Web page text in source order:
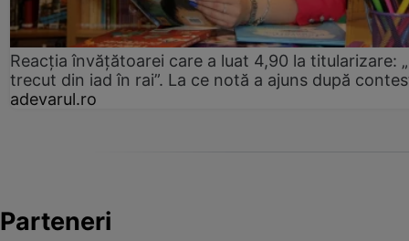
Reacția învățătoarei care a luat 4,90 la titularizare:
trecut din iad în rai”. La ce notă a ajuns după
adevarul.ro
Parteneri